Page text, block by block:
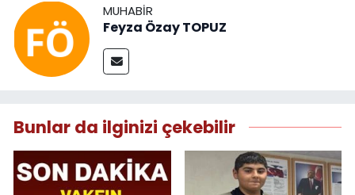
MUHABIR
Feyza Özay TOPUZ
Bunlar da ilginizi çekebilir